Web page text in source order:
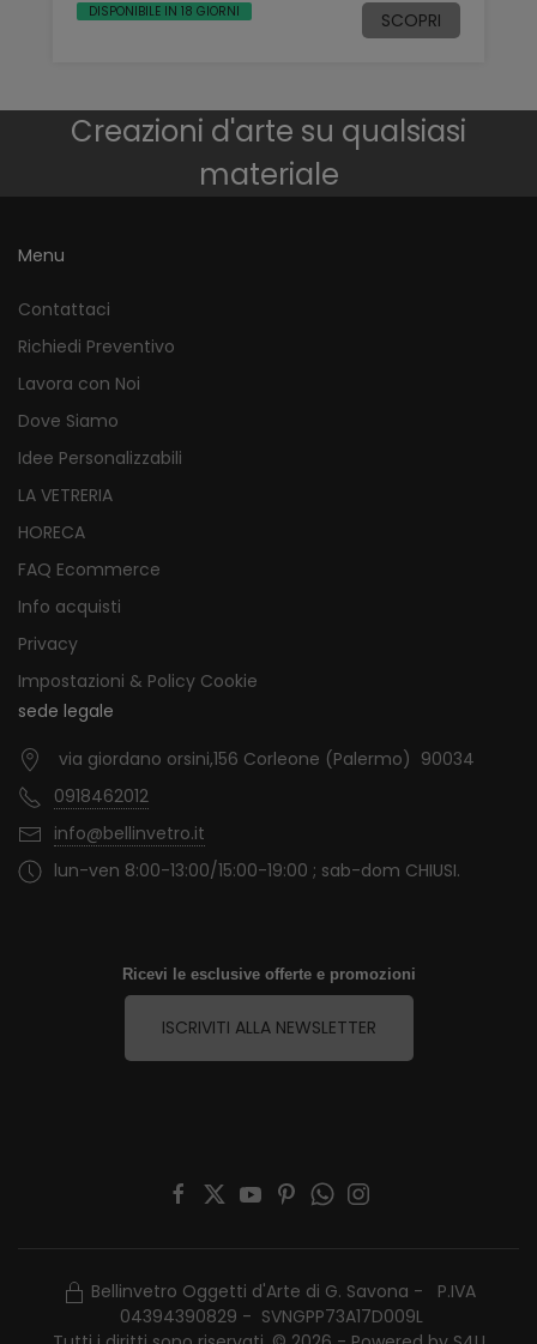
DISPONIBILE IN 18 GIORNI SCOPRI
Creazioni d'arte su qualsiasi
materiale
Menu
Contattaci
Richiedi Preventivo
Lavora con Noi
Dove Siamo
Idee Personalizzabili
LA VETRERIA
HORECA
FAQ Ecommerce
Info acquisti
Privacy
Impostazioni & Policy Cookie
sede legale
via giordano orsini,156 Corleone (Palermo) 90034
0918462012
info@bellinvetro.it
lun-ven 8:00-13:00/15:00-19:00 ; sab-dom CHIUSI.
Ricevi le esclusive offerte e promozioni
ISCRIVITI ALLA NEWSLETTER
Bellinvetro Oggetti d'Arte di G. Savona - P.IVA
04394390829 - SVNGPP73A17D009L